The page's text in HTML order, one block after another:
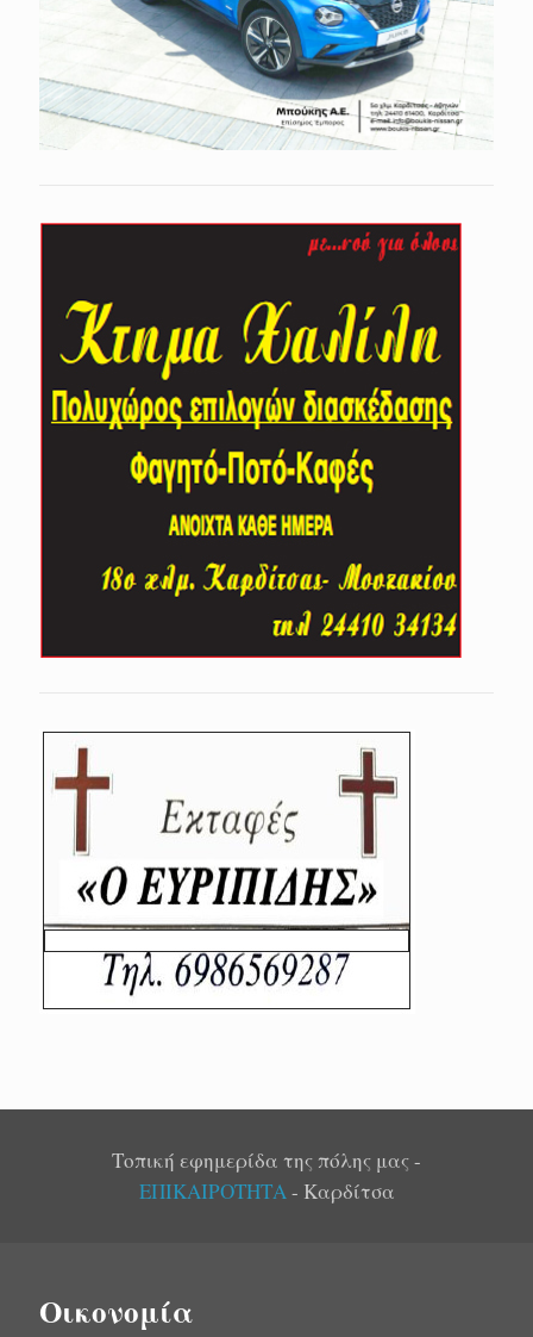
Τοπική εφημερίδα της πόλης μας -
ΕΠΙΚΑΙΡΟΤΗΤΑ- Καρδίτσα
Οικονομία